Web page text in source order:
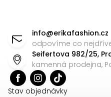
info@erikafashion.cz
odpovíme co
Seifertova 982/25,
kamenná prodejna,
Stav objednávky